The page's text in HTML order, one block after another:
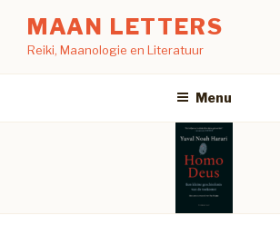
inhoud
springen
MAAN LETTERS
Reiki, Maanologie en Literatuur
Menu